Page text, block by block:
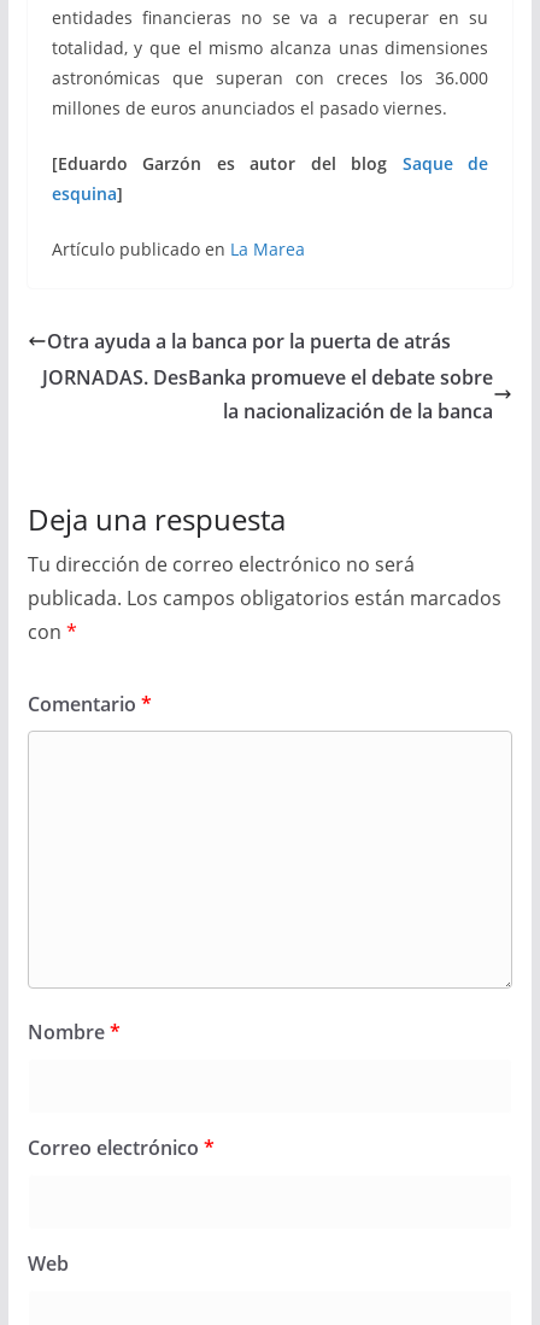
entidades financieras no se va a recuperar en su
totalidad, y que el mismo alcanza unas dimensiones
astronómicas que superan con creces los 36.000
millones de euros anunciados el pasado viernes.
[Eduardo Garzón es autor del blog Saque de
esquina]
Artículo publicado en La Marea
Otra ayuda a la banca por la puerta de atrás
JORNADAS. DesBanka promueve el debate sobre
la nacionalización de la banca
Deja una respuesta
Tu dirección de correo electrónico no será
publicada. Los campos obligatorios están marcados
con *
Comentario *
Nombre*
Correo electrónico *
Web